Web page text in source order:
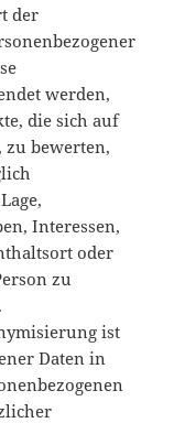
der
werden,
die sich auf
zu bewerten,
Interessen,
oder
zu
ist
Daten in